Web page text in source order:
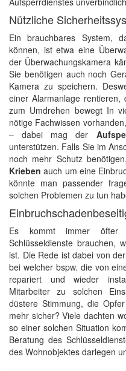
Nützliche
Ein brauchbares System,
können, ist etwa eine
der Überwachungskamera
Sie benötigen auch noch
Kamera zu speichern.
einer Alarmanlage rentieren,
zum Umdrehen bewegt In
nötige Fachwissen
– dabei mag der
unterstützen. Falls Sie im
noch mehr Schutz
Krieben auch um eine
könnte man passender
solchen Problemen zu tun
Es kommt immer
Schlüsseldienste brauchen,
ist. Die Rede ist dabei von
bei welcher bspw. die von
repariert und wieder
Mitarbeiter zu solchen
düstere Stimmung, die
mehr sicher? Viele dachten
so einer solchen Situation
Beratung des
des Wohnobjektes darlegen